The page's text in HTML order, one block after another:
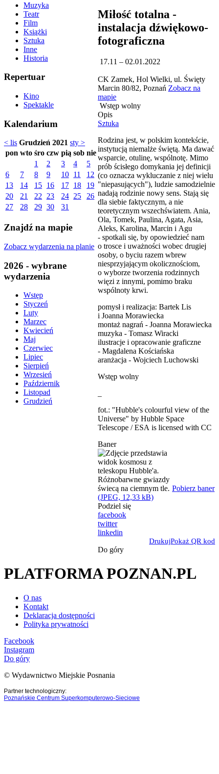
Muzyka
Teatr
Film
Książki
Sztuka
Inne
Historia
Repertuar
Kino
Spektakle
Kalendarium
< lis Grudzień 2021 sty >
pon wto śro czw pią sob nie
1
2 3 4
5
6
7 8 9 10 11
12
13
14 15 16 17 18
19
20
21 22 23 24 25
26
27
28 29 30 31
Znajdź na mapie
Zobacz wydarzenia na planie
2026 - wybrane
wydarzenia
Wstęp
Styczeń
Luty
Marzec
Kwiecień
Maj
Czerwiec
Lipiec
Sierpień
Wrzesień
Październik
Listopad
Grudzień
Miłość totalna -
instalacja dźwiękowo-
fotograficzna
17.11 – 02.01.2022
CK Zamek, Hol Wielki, ul. Święty
Marcin 80/82, Poznań Zobacz na
mapie
Wstęp wolny
Opis
Sztuka
Rodzina jest, w polskim kontekście,
instytucją niemalże świętą. Ma dawać
wsparcie, otulinę, wspólnotę. Mimo
prób ścisłego domykania jej definicji
(co oznacza wykluczanie z niej wielu
"niepasujących"), ludzie samodzielnie
nadają rodzinie nowy sens. Stają się
dla siebie faktycznym, a nie
teoretycznym wszechświatem. Ania,
Ola, Tomek, Paulina, Agata, Asia,
Aleks, Karolina, Marcin i Agu
- spotkali się, by opowiedzieć nam
o trosce i uważności wobec drugiej
osoby, o byciu razem wbrew
niesprzyjającym okolicznościom,
o wyborze tworzenia rodzinnych
więzi z innymi, pomimo braku
wspólnoty krwi.
pomysł i realizacja: Bartek Lis
i Joanna Morawiecka
montaż nagrań - Joanna Morawiecka
muzyka - Tomasz Wiracki
ilustracje i opracowanie graficzne
- Magdalena Kościańska
aranżacja - Wojciech Luchowski
Wstęp wolny
fot.: "Hubble's colourful view of the
Universe" by Hubble Space
Telescope / ESA is licensed with CC
Baner
Pobierz baner
(JPEG, 12,33 kB)
Podziel się
facebook
twitter
linkedin
DrukujPokaż QR kod
Do góry
PLATFORMA POZNAN.PL
O nas
Kontakt
Deklaracja dostępności
Polityka prywatności
Facebook
Instagram
Do góry
© Wydawnictwo Miejskie Posnania
Partner technologiczny:
Poznańskie Centrum Superkomputerowo-Sieciowe